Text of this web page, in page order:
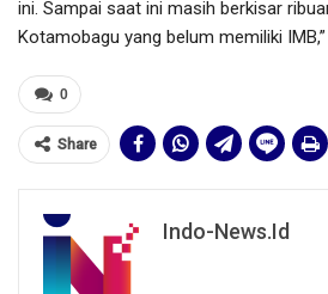
ini. Sampai saat ini masih berkisar
Kotamobagu yang belum memiliki
0
Share
Indo-News.id